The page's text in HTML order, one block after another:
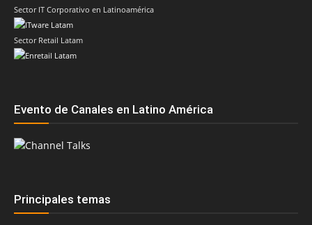
Sector IT Corporativo en Latinoamérica
Sector Retail Latam
Evento de Canales en Latino América
Principales temas